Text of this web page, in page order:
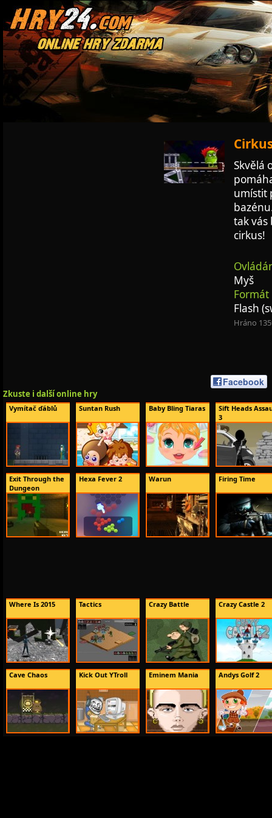
Skvělá
umístit
tak vás
cirkus!
Myš
Flash
Hráno
Facebook
Zkuste i další online hry
Vymítač ďáblů Suntan Rush Baby Bling Tiaras
Sift Heads
3
Exit Through the
Dungeon
Hexa Fever 2 Warun Firing Time
Where Is 2015 Tactics Crazy Battle Crazy Castle 2
Cave Chaos Kick Out YTroll Eminem Mania Andys Golf 2